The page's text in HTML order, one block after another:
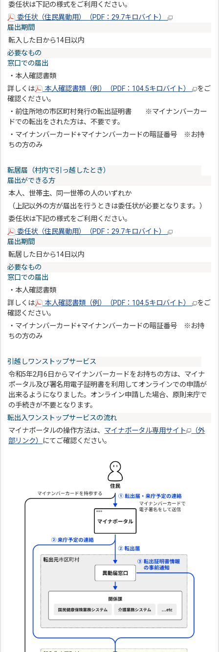
委任状は下記の様式をご利用ください。
委任状（住民異動用）（PDF：29.7キロバイト）
届出期間
転入した日から14日以内
必要なもの
窓口での届出
・本人確認書類
詳しくは
本人確認書類（例）（PDF：104.5キロバイト）
をご
確認ください。
・前住所地の市区町村発行の転出証明書 ※マイナンバーカー
ドでの転出をされた方は、不要です。
・マイナンバーカード+マイナンバーカードの暗証番号 ※お持
ちの方のみ
転居届（村内で引っ越したとき）
届出ができる方
本人、世帯主、同一世帯の人のいずれか
（上記以外の方が届出を行うときは委任状が必要となります。）
委任状は下記の様式をご利用ください。
委任状（住民異動用）（PDF：29.7キロバイト）
届出期間
転居した日から14日以内
必要なもの
窓口での届出
・本人確認書類
詳しくは
本人確認書類（例）（PDF：104.5キロバイト）
をご
確認ください。
・マイナンバーカード+マイナンバーカードの暗証番号 ※お持
ちの方のみ
引越しワンストップサービス
令和5年2月6日からマイナンバーカードをお持ちの方は、マイナ
ポータル及び署名用電子証明書を利用してオンラインでの申請が
出来るようになりました。オンライン申請した場合、原則来庁で
の手続きが不要となります。
転出入ワンストップサービスの流れ
マイナポータルの操作方法は、 マイナポータル専用サイト
（外
部リンク） にてご確認ください。